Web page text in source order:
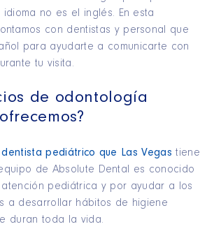
idioma no es el inglés. En esta
con dentistas y personal que
para ayudarte a comunicarte con
tu visita.
de odontología
dentista pediátrico que Las Vegas tiene
de Absolute Dental es conocido
pediátrica y por ayudar a los
a desarrollar hábitos de higiene
duran toda la vida.